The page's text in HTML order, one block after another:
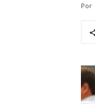
Por